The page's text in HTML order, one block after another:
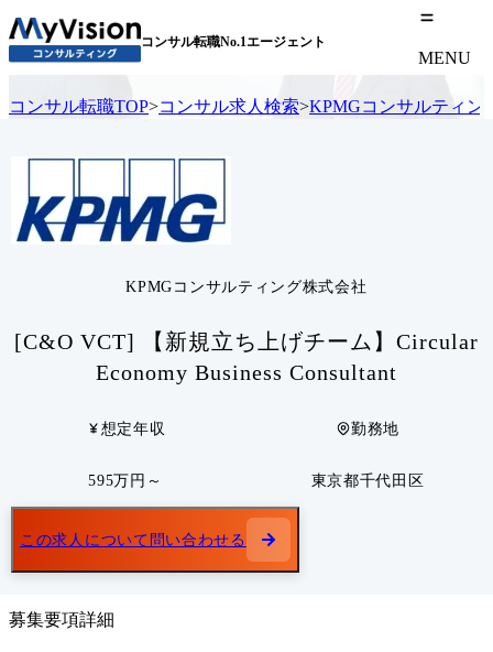
コンサル転職No.1エージェント
MENU
コンサル転職TOP>コンサル求人検索>KPMGコンサルティン
KPMGコンサルティング株式会社
[C&O VCT] 【新規立ち上げチーム】Circular
Economy Business Consultant
想定年収
595万円～
勤務地
東京都千代田区
この求人について問い合わせる
募集要項詳細